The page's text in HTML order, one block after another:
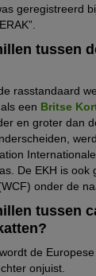
geregistreerd
tussen
rasstandaard
een Britse
en groter dan
De EKH is ook
onder de
tussen
de
onjuist.